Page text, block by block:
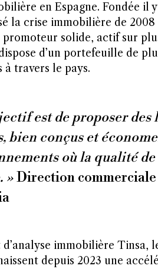
en Espagne. Fondée il
la crise immobilière de 2008
solide, actif sur
d’un portefeuille de
travers le pays.
est de proposer des
bien conçus et
où la qualité
»Direction
immobilière Tinsa,
depuis 2023 une